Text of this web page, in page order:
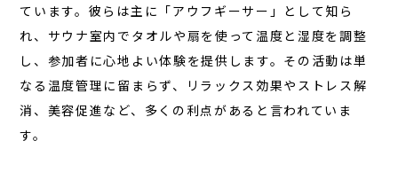
ています。彼らは主に「アウフギーサー」として知ら
れ、サウナ室内でタオルや扇を使って温度と湿度を調整
し、参加者に心地よい体験を提供します。その活動は単
なる温度管理に留まらず、リラックス効果やストレス解
消、美容促進など、多くの利点があると言われていま
す。